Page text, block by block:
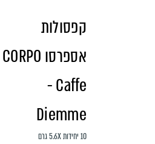
קפסולות
אספרסו CORPO
- Caffe
Diemme
10 יחידות 5.6X גרם